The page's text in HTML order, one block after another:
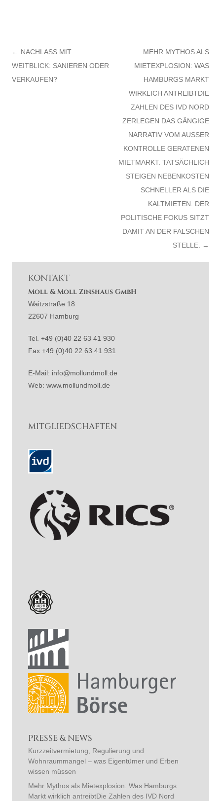
Post navigation
← NACHLASS MIT
WEITBLICK: SANIEREN ODER
VERKAUFEN?
MEHR MYTHOS ALS
MIETEXPLOSION: WAS
HAMBURGS MARKT
WIRKLICH ANTREIBTDIE
ZAHLEN DES IVD NORD
ZERLEGEN DAS GÄNGIGE
NARRATIV VOM AUSSER K
ONTROLLE GERATENEN M
IETMARKT. TATSÄCHLICH S
TEIGEN NEBENKOSTEN S
CHNELLER ALS DIE K
ALTMIETEN. DER P
OLITISCHE FOKUS SITZT D
AMIT AN DER FALSCHEN S
TELLE.
→
KONTAKT
Moll & Moll Zinshaus GmbH
Waitzstraße 18
22607 Hamburg
Tel. +49 (0)40 22 63 41 930
Fax +49 (0)40 22 63 41 931
E-Mail: info@mollundmoll.de
Web: www.mollundmoll.de
MITGLIEDSCHAFTEN
PRESSE & NEWS
Kurzzeitvermietung, Regulierung und
Wohnraummangel – was Eigentümer und Erben
wissen müssen
Mehr Mythos als Mietexplosion: Was Hamburgs
Markt wirklich antreibtDie Zahlen des IVD Nord